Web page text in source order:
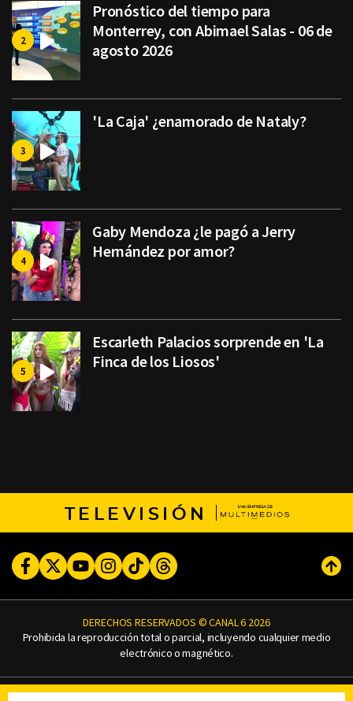
Pronóstico del tiempo para
Monterrey, con Abimael Salas - 06 de
agosto 2026
'La Caja' ¿enamorado de Nataly?
Gaby Mendoza ¿le pagó a Jerry
Hernández por amor?
Escarleth Palacios sorprende en 'La
Finca de los Liosos'
TELEVISIÓN
FacebookTwitterYoutubeInstagram
TikTokThreads
DERECHOS RESERVADOS © CANAL 6 2026
Prohibida la reproducción total o parcial, incluyendo cualquier medio
electrónico o magnético.